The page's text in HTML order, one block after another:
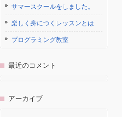
サマースクールをしました。
楽しく身につくレッスンとは
プログラミング教室
最近のコメント
アーカイブ